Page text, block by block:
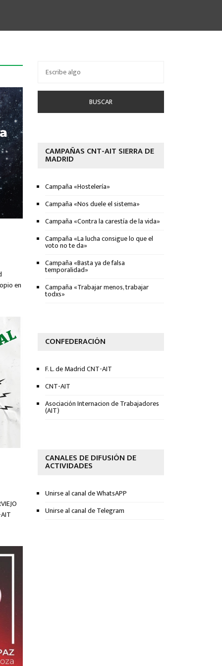
en
CAMPAÑAS CNT-AIT SIERRA DE
MADRID
Campaña «Hostelería»
Campaña «Nos duele el sistema»
Campaña «Contra la carestía de la vida»
Campaña «La lucha consigue lo que el
voto no te da»
Campaña «Basta ya de falsa
temporalidad»
Campaña «Trabajar menos, trabajar
todxs»
CONFEDERACIÓN
F. L. de Madrid CNT-AIT
CNT-AIT
Asociación Internacion de Trabajadores
(AIT)
CANALES DE DIFUSIÓN DE
ACTIVIDADES
Unirse al canal de WhatsAPP
Unirse al canal de Telegram